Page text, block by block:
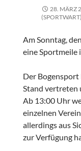
28. MÄRZ
(SPORTWART)
Am Sonntag,
eine Sportmeile
Der Bogensport
Stand vertreten
Ab 13:00 Uhr
einzelnen
allerdings aus
zur Verfügung